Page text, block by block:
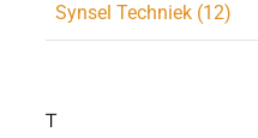
Synsel Techniek (12)
T